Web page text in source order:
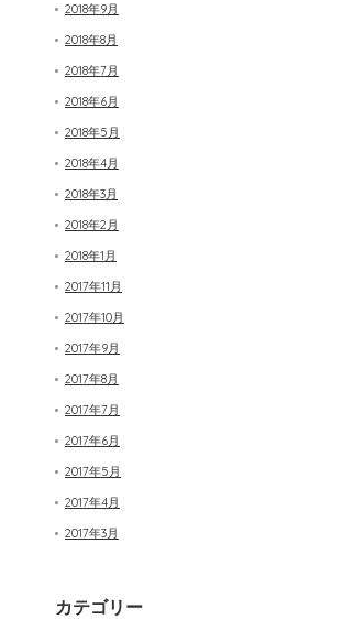
2018年9月
2018年8月
2018年7月
2018年6月
2018年5月
2018年4月
2018年3月
2018年2月
2018年1月
2017年11月
2017年10月
2017年9月
2017年8月
2017年7月
2017年6月
2017年5月
2017年4月
2017年3月
カテゴリー